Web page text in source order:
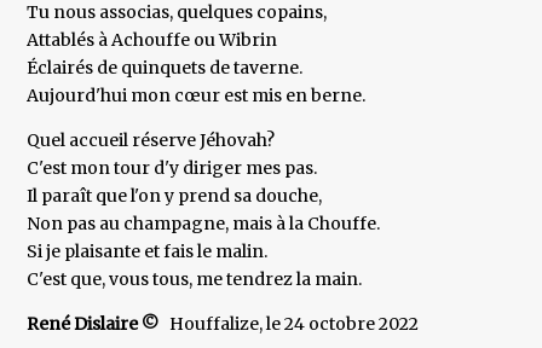
Tu nous associas, quelques copains,
Attablés à Achouffe ou Wibrin
Éclairés de quinquets de taverne.
Aujourd'hui mon cœur est mis en berne.
Quel accueil réserve Jéhovah?
C'est mon tour d'y diriger mes pas.
Il paraît que l'on y prend sa douche,
Non pas au champagne, mais à la Chouffe.
Si je plaisante et fais le malin.
C'est que, vous tous, me tendrez la main.
René Dislaire © Houffalize, le 24 octobre 2022